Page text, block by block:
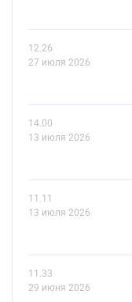
12.26
27 июля 2026
14.00
13 июля 2026
11.11
13 июля 2026
11.33
29 июня 2026